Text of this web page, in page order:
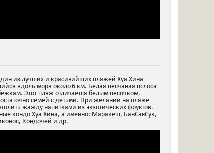
из лучших и красивийших пляжей Хуа Хина
вдоль моря около 6 км. Белая песчаная полоса
Этот пляж отличается белым песочком,
семей с детьми. При желании на пляже
жажду напитками из экзотических фруктов.
кондо Хуа Хина, а именно: Маракеш, БанСанСук,
Кондочей и др.